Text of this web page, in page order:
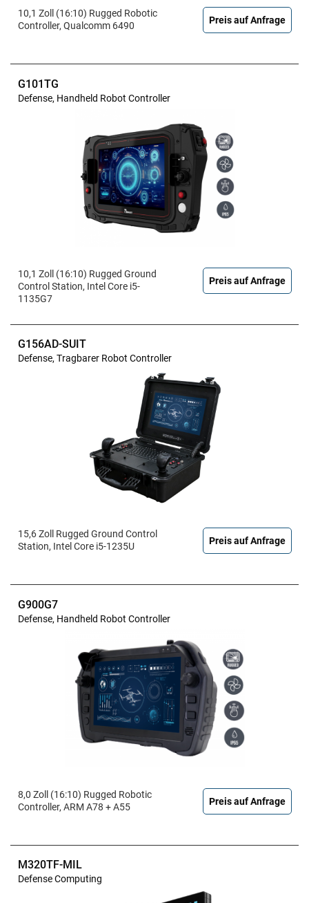
10,1 Zoll (16:10) Rugged Robotic
Controller, Qualcomm 6490
Preis auf Anfrage
G101TG
Defense, Handheld Robot Controller
10,1 Zoll (16:10) Rugged Ground
Control Station, Intel Core i5-
1135G7
Preis auf Anfrage
G156AD-SUIT
Defense, Tragbarer Robot Controller
15,6 Zoll Rugged Ground Control
Station, Intel Core i5-1235U
Preis auf Anfrage
G900G7
Defense, Handheld Robot Controller
8,0 Zoll (16:10) Rugged Robotic
Controller, ARM A78 + A55
Preis auf Anfrage
M320TF-MIL
Defense Computing